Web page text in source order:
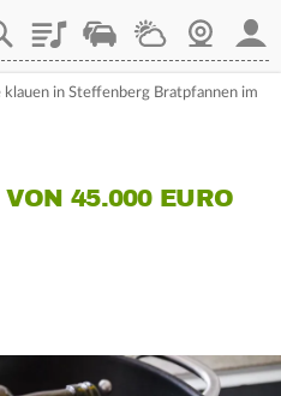
PlaylistStaupilotWetterWebcam
klauen in Steffenberg Bratpfannen im
45.000 EURO